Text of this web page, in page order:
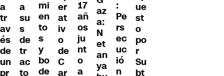
a
tr
av
és
de
un
pr
a
su
s
de
tr
ac
to
mi
en
to
s
y
bo
de
er
at
iv
o
de
C
ar
17
añ
os
ju
nt
o
a
az
a:
N
et
an
ya
:
Pe
rs
ec
uc
ió
n
ue
st
o
po
r
Su
bt